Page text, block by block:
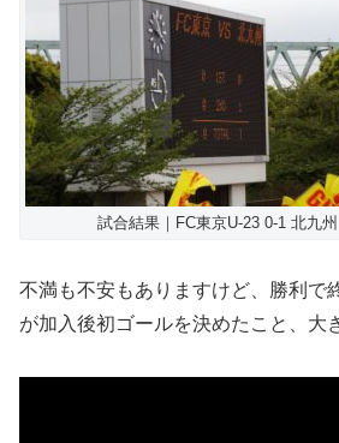
試合結果｜FC東京U-23 0-1 北九州
不満も不安もありますけど、勝利で
が加入後初ゴールを決めたこと、大